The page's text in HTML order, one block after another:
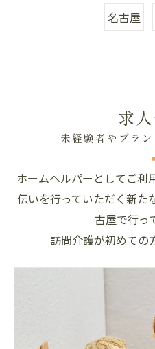
名古屋
未経験者やブラ
求
ホームヘルパーとしてご利
伝いを行っていただく新た
古屋で行っ
訪問介護が初めての